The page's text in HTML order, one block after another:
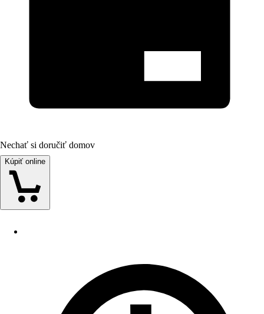
Nechať si doručiť domov
Kúpiť online